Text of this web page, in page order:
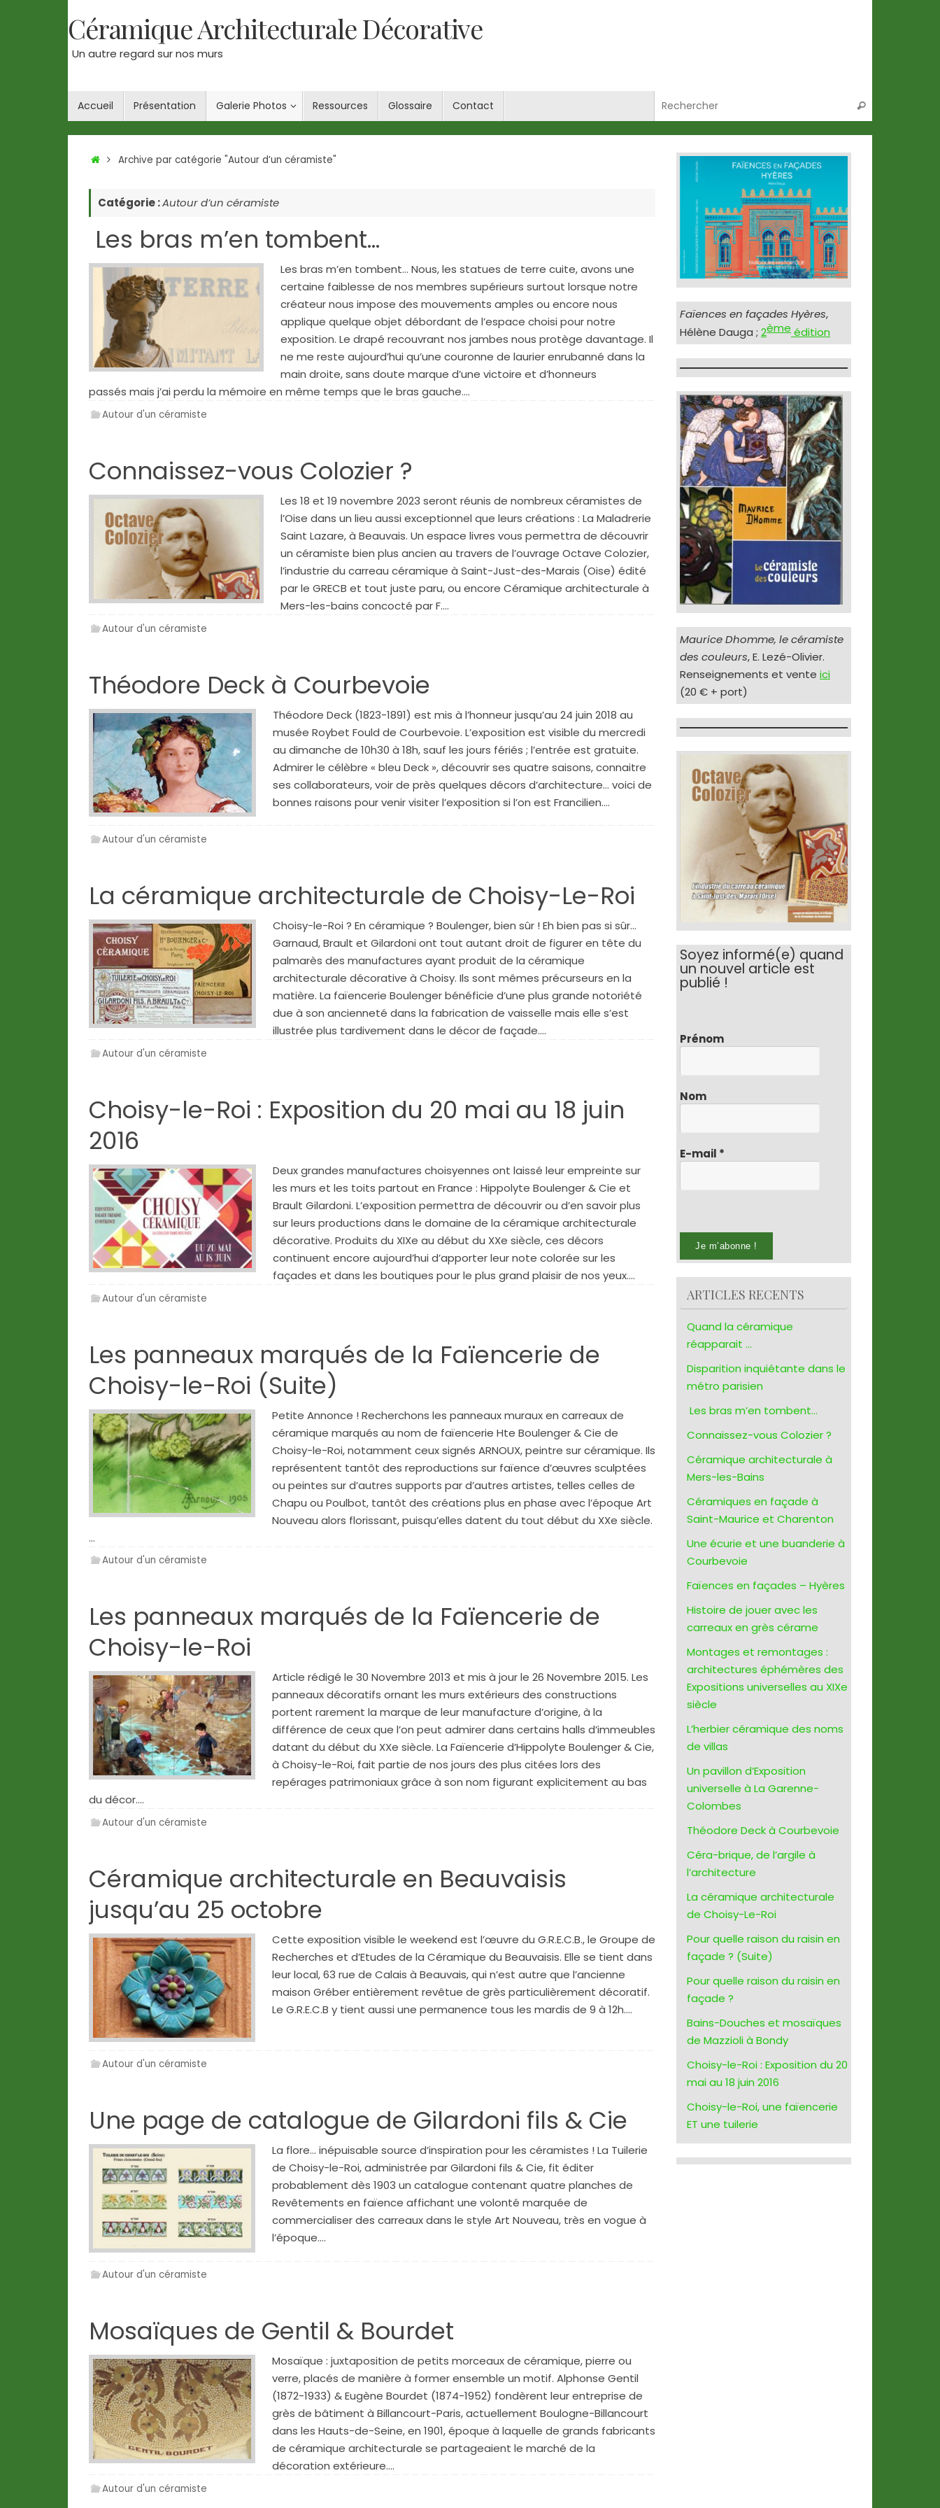
Céramique Architecturale Décorative
Un autre regard sur nos murs
auAccueil Présentation Galerie Photos Ressources Glossaire Contact Rechercher
Accueil
Archive par catégorie "Autour d’un céramiste"
Catégorie :Autour d’un céramiste
Les bras m’en tombent…
Les bras m’en tombent… Nous, les statues de terre cuite, avons une
certaine faiblesse de nos membres supérieurs surtout lorsque notre
créateur nous impose des mouvements amples ou encore nous
applique quelque objet débordant de l’espace choisi pour notre
exposition. Le drapé recouvrant nos jambes nous protège davantage. Il
ne me reste aujourd’hui qu’une couronne de laurier enrubanné dans la
main droite, sans doute marque d’une victoire et d’honneurs
passés mais j’ai perdu la mémoire en même temps que le bras gauche.…
Autour d'un céramiste
Connaissez-vous Colozier ?
Les 18 et 19 novembre 2023 seront réunis de nombreux céramistes de
l’Oise dans un lieu aussi exceptionnel que leurs créations : La Maladrerie
Saint Lazare, à Beauvais. Un espace livres vous permettra de découvrir
un céramiste bien plus ancien au travers de l’ouvrage Octave Colozier,
l’industrie du carreau céramique à Saint-Just-des-Marais (Oise) édité
par le GRECB et tout juste paru, ou encore Céramique architecturale à
Mers-les-bains concocté par F.…
Autour d'un céramiste
Théodore Deck à Courbevoie
Théodore Deck (1823-1891) est mis à l’honneur jusqu’au 24 juin 2018 au
musée Roybet Fould de Courbevoie. L’exposition est visible du mercredi
au dimanche de 10h30 à 18h, sauf les jours fériés ; l’entrée est gratuite.
Admirer le célèbre « bleu Deck », découvrir ses quatre saisons, connaitre
ses collaborateurs, voir de près quelques décors d’architecture… voici de
bonnes raisons pour venir visiter l’exposition si l’on est Francilien.…
Autour d'un céramiste
La céramique architecturale de Choisy-Le-Roi
Choisy-le-Roi ? En céramique ? Boulenger, bien sûr ! Eh bien pas si sûr…
Garnaud, Brault et Gilardoni ont tout autant droit de figurer en tête du
palmarès des manufactures ayant produit de la céramique
architecturale décorative à Choisy. Ils sont mêmes précurseurs en la
matière. La faïencerie Boulenger bénéficie d’une plus grande notoriété
due à son ancienneté dans la fabrication de vaisselle mais elle s’est
illustrée plus tardivement dans le décor de façade.…
Autour d'un céramiste
Choisy-le-Roi : Exposition du 20 mai au 18 juin
2016
Deux grandes manufactures choisyennes ont laissé leur empreinte sur
les murs et les toits partout en France : Hippolyte Boulenger & Cie et
Brault Gilardoni. L’exposition permettra de découvrir ou d’en savoir plus
sur leurs productions dans le domaine de la céramique architecturale
décorative. Produits du XIXe au début du XXe siècle, ces décors
continuent encore aujourd’hui d’apporter leur note colorée sur les
façades et dans les boutiques pour le plus grand plaisir de nos yeux.…
Autour d'un céramiste
Les panneaux marqués de la Faïencerie de
Choisy-le-Roi (Suite)
Petite Annonce ! Recherchons les panneaux muraux en carreaux de
céramique marqués au nom de faïencerie Hte Boulenger & Cie de
Choisy-le-Roi, notamment ceux signés ARNOUX, peintre sur céramique. Ils
représentent tantôt des reproductions sur faïence d’œuvres sculptées
ou peintes sur d’autres supports par d’autres artistes, telles celles de
Chapu ou Poulbot, tantôt des créations plus en phase avec l’époque Art
Nouveau alors florissant, puisqu’elles datent du tout début du XXe siècle.
…
Autour d'un céramiste
Les panneaux marqués de la Faïencerie de
Choisy-le-Roi
Article rédigé le 30 Novembre 2013 et mis à jour le 26 Novembre 2015. Les
panneaux décoratifs ornant les murs extérieurs des constructions
portent rarement la marque de leur manufacture d’origine, à la
différence de ceux que l’on peut admirer dans certains halls d’immeubles
datant du début du XXe siècle. La Faïencerie d’Hippolyte Boulenger & Cie,
à Choisy-le-Roi, fait partie de nos jours des plus citées lors des
repérages patrimoniaux grâce à son nom figurant explicitement au bas
du décor.…
Autour d'un céramiste
Céramique architecturale en Beauvaisis
jusqu’au 25 octobre
Cette exposition visible le weekend est l’œuvre du G.R.E.C.B., le Groupe de
Recherches et d’Etudes de la Céramique du Beauvaisis. Elle se tient dans
leur local, 63 rue de Calais à Beauvais, qui n’est autre que l’ancienne
maison Gréber entièrement revêtue de grès particulièrement décoratif.
Le G.R.E.C.B y tient aussi une permanence tous les mardis de 9 à 12h.…
Autour d'un céramiste
Une page de catalogue de Gilardoni fils & Cie
La flore… inépuisable source d’inspiration pour les céramistes ! La Tuilerie
de Choisy-le-Roi, administrée par Gilardoni fils & Cie, fit éditer
probablement dès 1903 un catalogue contenant quatre planches de
Revêtements en faïence affichant une volonté marquée de
commercialiser des carreaux dans le style Art Nouveau, très en vogue à
l’époque.…
Autour d'un céramiste
Mosaïques de Gentil & Bourdet
Mosaïque : juxtaposition de petits morceaux de céramique, pierre ou
verre, placés de manière à former ensemble un motif. Alphonse Gentil
(1872-1933) & Eugène Bourdet (1874-1952) fondèrent leur entreprise de
grès de bâtiment à Billancourt-Paris, actuellement Boulogne-Billancourt
dans les Hauts-de-Seine, en 1901, époque à laquelle de grands fabricants
de céramique architecturale se partageaient le marché de la
décoration extérieure.…
Autour d'un céramiste
Faïences en façades Hyères,
Hélène Dauga ; 2ème édition
Maurice Dhomme, le céramiste
des couleurs, E. Lezé-Olivier.
Renseignements et vente ici
(20 € + port)
Soyez informé(e) quand
un nouvel article est
publié !
Prénom
Nom
E-mail *
ARTICLES RECENTS
Quand la céramique
réapparait …
Disparition inquiétante dans le
métro parisien
Les bras m’en tombent…
Connaissez-vous Colozier ?
Céramique architecturale à
Mers-les-Bains
Céramiques en façade à
Saint-Maurice et Charenton
Une écurie et une buanderie à
Courbevoie
Faïences en façades – Hyères
Histoire de jouer avec les
carreaux en grès cérame
Montages et remontages :
architectures éphémères des
Expositions universelles au XIXe
siècle
L’herbier céramique des noms
de villas
Un pavillon d’Exposition
universelle à La Garenne-
Colombes
Théodore Deck à Courbevoie
Céra-brique, de l’argile à
l’architecture
La céramique architecturale
de Choisy-Le-Roi
Pour quelle raison du raisin en
façade ? (Suite)
Pour quelle raison du raisin en
façade ?
Bains-Douches et mosaïques
de Mazzioli à Bondy
Choisy-le-Roi : Exposition du 20
mai au 18 juin 2016
Choisy-le-Roi, une faïencerie
ET une tuilerie